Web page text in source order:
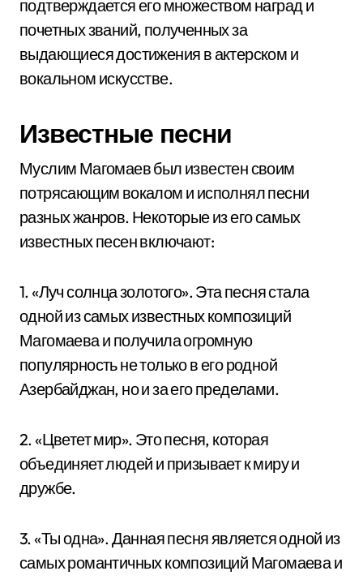
подтверждается его множеством наград и
почетных званий, полученных за
выдающиеся достижения в актерском и
вокальном искусстве.
Известные песни
Муслим Магомаев был известен своим
потрясающим вокалом и исполнял песни
разных жанров. Некоторые из его самых
известных песен включают:
1. «Луч солнца золотого». Эта песня стала
одной из самых известных композиций
Магомаева и получила огромную
популярность не только в его родной
Азербайджан, но и за его пределами.
2. «Цветет мир». Это песня, которая
объединяет людей и призывает к миру и
дружбе.
3. «Ты одна». Данная песня является одной из
самых романтичных композиций Магомаева и